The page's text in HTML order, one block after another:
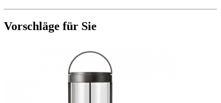
Vorschläge für Sie